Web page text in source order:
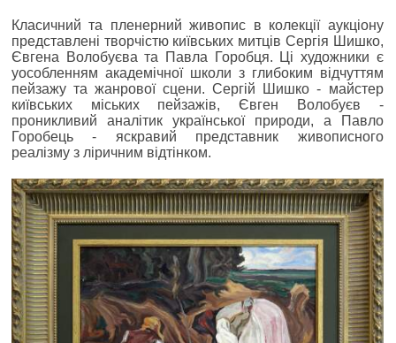
Класичний та пленерний живопис в колекції аукціону
представлені творчістю київських митців Сергія Шишко,
Євгена Волобуєва та Павла Горобця. Ці художники є
уособленням академічної школи з глибоким відчуттям
пейзажу та жанрової сцени. Сергій Шишко - майстер
київських міських пейзажів, Євген Волобуєв -
проникливий аналітик української природи, а Павло
Горобець - яскравий представник живописного
реалізму з ліричним відтінком.